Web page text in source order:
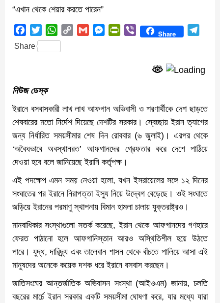
“এখান থেকে শেয়ার করতে পারেন”
Facebook
TwitterWhatsApp
Copy
Gmail MessengerPrintFriendly
Viber Share
Share
নিউজ ডেস্ক
ইরানে বসবাসকারী লাখ লাখ আফগান অভিবাসী ও শরণার্থীকে দেশ ছাড়তে
শেষবারের মতো নির্দেশ দিয়েছে দেশটির সরকার। স্বেচ্ছায় ইরান ত্যাগের
জন্য নির্ধারিত সময়সীমার শেষ দিন রোববার (৬ জুলাই)। এরপর থেকে
‘অবৈধভাবে অবস্থানরত’ আফগানদের গ্রেফতার করে দেশে পাঠিয়ে
দেওয়া হবে বলে জানিয়েছে ইরানি কর্তৃপক্ষ।
এই পদক্ষেপ এমন সময় নেওয়া হলো, যখন ইসরায়েলের সঙ্গে ১২ দিনের
সংঘাতের পর ইরানে নিরাপত্তা ইস্যু নিয়ে উদ্বেগ বেড়েছে। ওই সংঘাতে
জড়িয়ে ইরানের পরমাণু স্থাপনায় বিমান হামলা চালায় যুক্তরাষ্ট্রও।
মানবাধিকার সংস্থাগুলো সতর্ক করেছে, ইরান থেকে আফগানদের গণহারে
ফেরত পাঠানো হলে আফগানিস্তান আরও অস্থিতিশীল হয়ে উঠতে
পারে। যুদ্ধ, দারিদ্র্য এবং তালেবান শাসন থেকে বাঁচতে পালিয়ে আসা এই
মানুষদের অনেকে কয়েক দশক ধরে ইরানে বসবাস করছেন।
জাতিসংঘের আন্তর্জাতিক অভিবাসন সংস্থা (আইওএম) জানায়, চলতি
বছরের মার্চে ইরান সরকার একটি সময়সীমা ঘোষণা করে, যার মধ্যে যারা